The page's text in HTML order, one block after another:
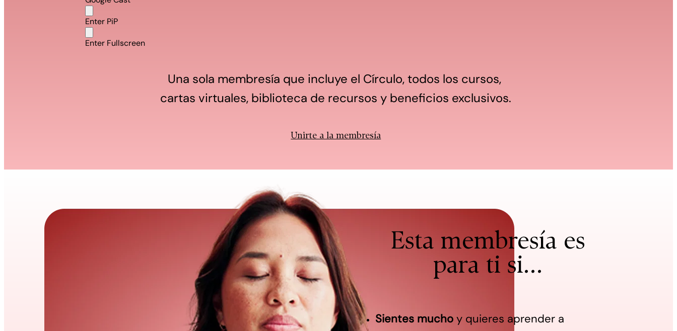
Unirte a la membresía
Enter PiP
Enter Fullscreen
Una sola membresía que incluye el Círculo, todos los cursos,
cartas virtuales, biblioteca de recursos y beneficios exclusivos.
Esta membresía es
para ti si...
Sientes mucho y quieres aprender a